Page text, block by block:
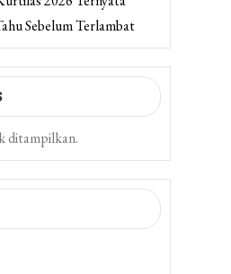
Sebelum Terlambat
ditampilkan.